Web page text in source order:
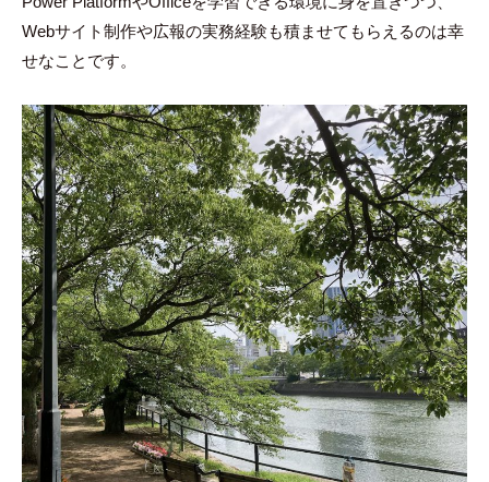
Webサイト制作や広報の実務経験も積ませてもらえるのは幸
せなことです。